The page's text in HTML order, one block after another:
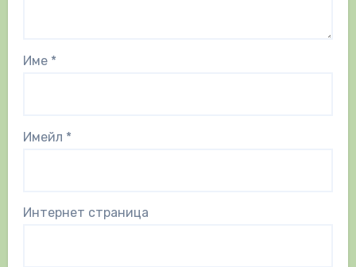
Име *
Имейл *
Интернет страница